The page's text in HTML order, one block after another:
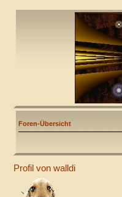
Foren-Übersicht
Profil von walldi